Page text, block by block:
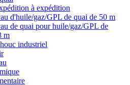
à expédition
d'huile/gaz/GPL de quai de 50 m
de quai pour huile/gaz/GPL de
m
industriel